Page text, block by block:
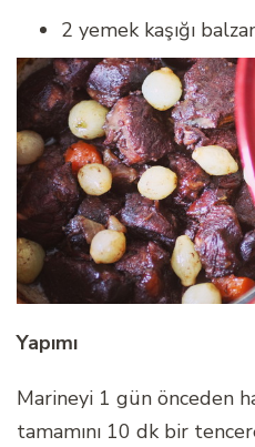
2 yemek kaşığı
Yapımı
Marineyi 1 gün önceden
tamamını 10 dk bir